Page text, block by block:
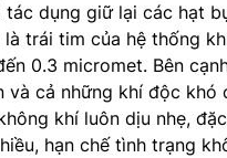
dụng giữ lại các hạt
là trái tim của hệ thống
0.3 micromet. Bên
và cả những khí độc khó
khí luôn dịu nhẹ,
hạn chế tình trạng